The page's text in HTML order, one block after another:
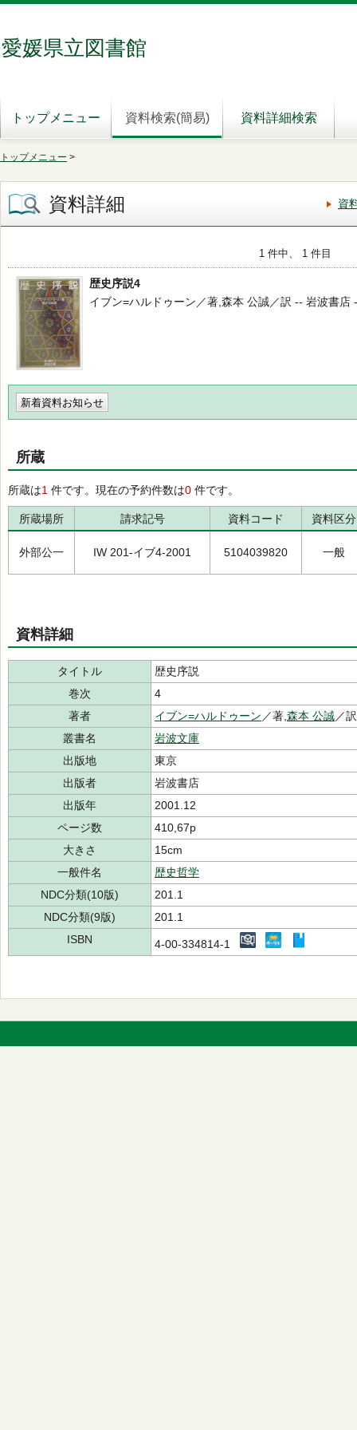
愛媛県立図書館
トップメニュー 資料検索(簡易) 資料詳細検索
トップメニュー >
資料詳細 資
1 件中、 1 件目
歴史序説4
イブン=ハルドゥーン／著,森本 公誠／訳 -- 岩波書
新着資料お知らせ
所蔵
所蔵は1 件です。現在の予約件数は0 件です。
所蔵場所 請求記号 資料コード 資料区分
外部公一 IW 201-イブ4-2001 5104039820 一般
資料詳細
タイトル
歴史序説
巻次
4
著者
イブン=ハルドゥーン ／著, 森本 公誠／
叢書名
岩波文庫
出版地
東京
出版者
岩波書店
出版年
2001.12
ページ数
410,67p
大きさ
15cm
一般件名
歴史哲学
NDC分類(10版)
201.1
NDC分類(9版)
201.1
ISBN
4-00-334814-1